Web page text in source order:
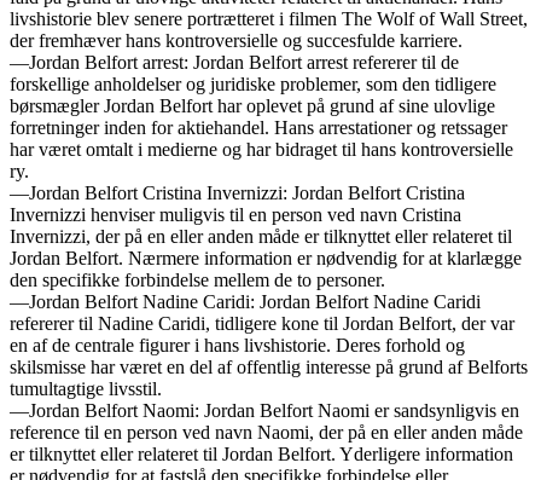
livshistorie blev senere portrætteret i filmen The Wolf of Wall Street,
der fremhæver hans kontroversielle og succesfulde karriere.
—Jordan Belfort arrest: Jordan Belfort arrest refererer til de
forskellige anholdelser og juridiske problemer, som den tidligere
børsmægler Jordan Belfort har oplevet på grund af sine ulovlige
forretninger inden for aktiehandel. Hans arrestationer og retssager
har været omtalt i medierne og har bidraget til hans kontroversielle
ry.
—Jordan Belfort Cristina Invernizzi: Jordan Belfort Cristina
Invernizzi henviser muligvis til en person ved navn Cristina
Invernizzi, der på en eller anden måde er tilknyttet eller relateret til
Jordan Belfort. Nærmere information er nødvendig for at klarlægge
den specifikke forbindelse mellem de to personer.
—Jordan Belfort Nadine Caridi: Jordan Belfort Nadine Caridi
refererer til Nadine Caridi, tidligere kone til Jordan Belfort, der var
en af de centrale figurer i hans livshistorie. Deres forhold og
skilsmisse har været en del af offentlig interesse på grund af Belforts
tumultagtige livsstil.
—Jordan Belfort Naomi: Jordan Belfort Naomi er sandsynligvis en
reference til en person ved navn Naomi, der på en eller anden måde
er tilknyttet eller relateret til Jordan Belfort. Yderligere information
er nødvendig for at fastslå den specifikke forbindelse eller